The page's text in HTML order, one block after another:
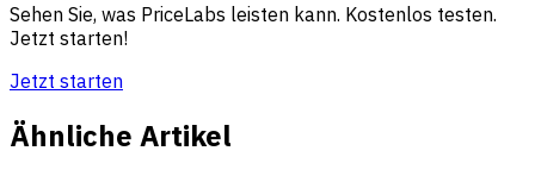
Sehen Sie, was PriceLabs leisten kann. Kostenlos testen.
Jetzt starten!
Jetzt starten
Ähnliche Artikel